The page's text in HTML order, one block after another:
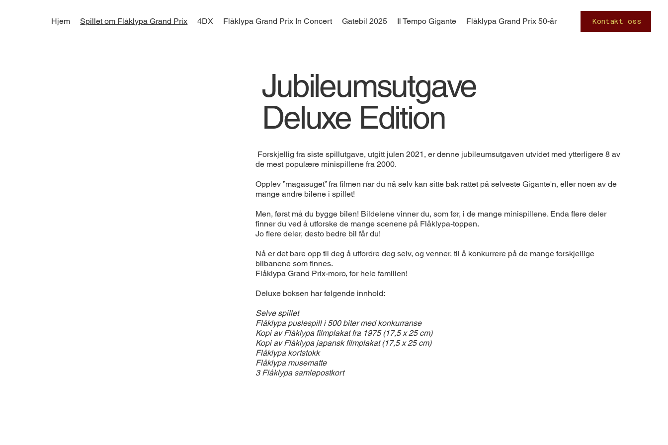
Hjem Spillet om Flåklypa Grand Prix 4DX Flåklypa Grand Prix In Concert Gatebil 2025 Il Tempo Gigante Flåklypa Grand Prix 50-år Kontakt oss
Jubileumsutgave
Deluxe Edition
Forskjellig fra siste spillutgave, utgitt julen 2021, er denne jubileumsutgaven utvidet med ytterligere 8 av
de mest populære minispillene fra 2000.
Opplev ”magasuget” fra filmen når du nå selv kan sitte bak rattet på selveste Gigante'n, eller noen av de
mange andre bilene i spillet!
Men, først må du bygge bilen! Bildelene vinner du, som før, i de mange minispillene. Enda flere deler
finner du ved å utforske de mange scenene på Flåklypa-toppen.
Jo flere deler, desto bedre bil får du!
Nå er det bare opp til deg å utfordre deg selv, og venner, til å konkurrere på de mange forskjellige
bilbanene som finnes.
Flåklypa Grand Prix-moro, for hele familien!
Deluxe boksen har følgende innhold:
Selve spillet
Flåklypa puslespill i 500 biter med konkurranse
Kopi av Flåklypa filmplakat fra 1975 (17,5 x 25 cm)
Kopi av Flåklypa japansk filmplakat (17,5 x 25 cm)
Flåklypa kortstokk
Flåklypa musematte
3 Flåklypa samlepostkort